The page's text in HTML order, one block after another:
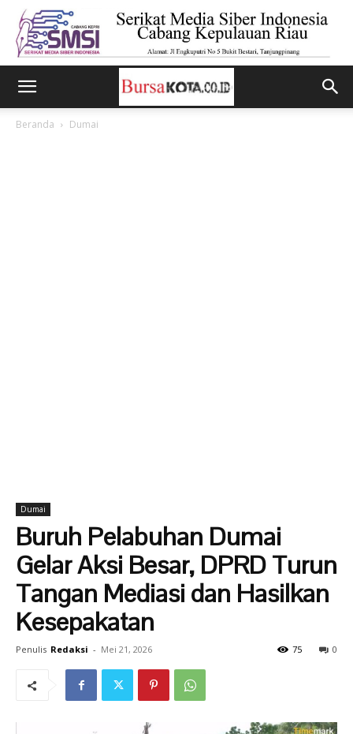
Beranda Dumai
Dumai
Buruh Pelabuhan Dumai
Gelar Aksi Besar, DPRD Turun
Tangan Mediasi dan Hasilkan
Kesepakatan
Penulis Redaksi - Mei 21, 2026 0
75